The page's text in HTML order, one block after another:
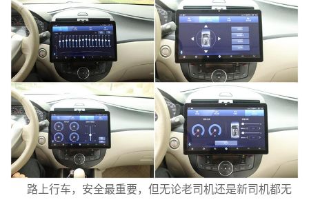
路上行车，安全最重要，但无论老司机还是新司机都无